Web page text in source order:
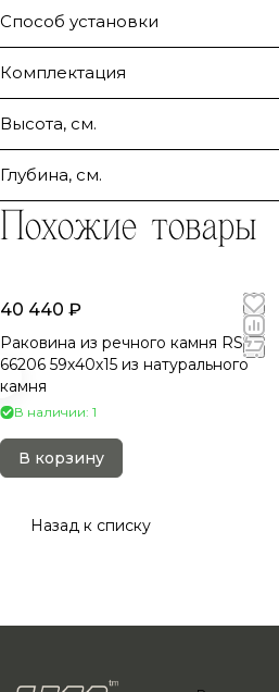
Способ установки
Комплектация
Высота, см.
Глубина, см.
Похожие товары
40 440 ₽
Раковина из речного камня RS-
66206 59х40х15 из натурального
камня
В наличии: 1
В корзину
Назад к списку